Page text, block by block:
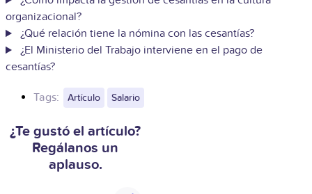
organizacional?
¿Qué relación tiene la nómina con las cesantías?
¿El Ministerio del Trabajo interviene en el pago de
cesantías?
Tags: Artículo Salario
¿Te gustó el artículo?
Regálanos un
aplauso.